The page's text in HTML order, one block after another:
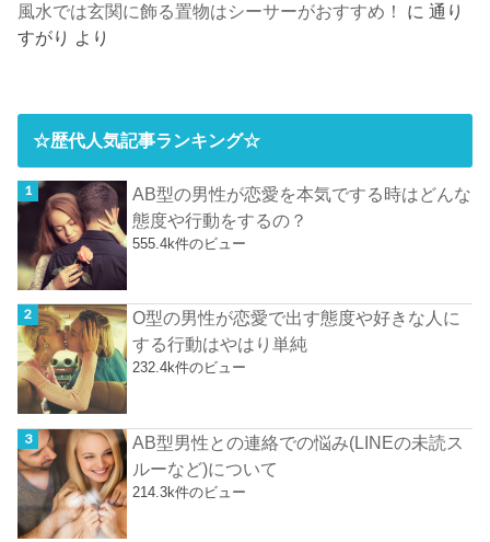
風水では玄関に飾る置物はシーサーがおすすめ！ に通り
すがり より
☆歴代人気記事ランキング☆
AB型の男性が恋愛を本気でする時はどんな
態度や行動をするの？
555.4k件のビュー
O型の男性が恋愛で出す態度や好きな人に
する行動はやはり単純
232.4k件のビュー
AB型男性との連絡での悩み(LINEの未読ス
ルーなど)について
214.3k件のビュー